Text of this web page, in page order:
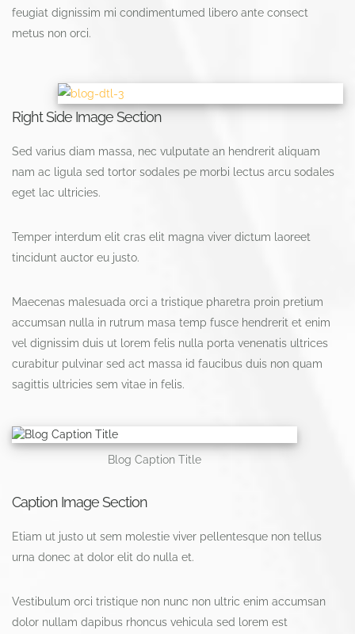
feugiat dignissim mi condimentumed libero ante consect
metus non orci.
Right Side Image Section
Sed varius diam massa, nec vulputate an hendrerit aliquam
nam ac ligula sed tortor sodales pe morbi lectus arcu sodales
eget lac ultricies.
Temper interdum elit cras elit magna viver dictum laoreet
tincidunt auctor eu justo.
Maecenas malesuada orci a tristique pharetra proin pretium
accumsan nulla in rutrum masa temp fusce hendrerit et enim
vel dignissim duis ut lorem felis nulla porta venenatis ultrices
curabitur pulvinar sed act massa id faucibus duis non quam
sagittis ultricies sem vitae in felis.
Blog Caption Title
Caption Image Section
Etiam ut justo ut sem molestie viver pellentesque non tellus
urna donec at dolor elit do nulla et.
Vestibulum orci tristique non nunc non ultric enim accumsan
dolor nullam dapibus rhoncus vehicula sed lorem est